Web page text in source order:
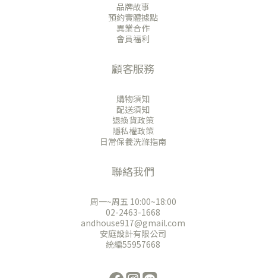
品牌故事
預約實體據點
異業合作
會員福利
顧客服務
購物須知
配送須知
退換貨政策
隱私權政策
日常保養洗滌指南
聯絡我們
周一~周五 10:00~18:00
02-2463-1668
andhouse917@gmail.com
安庭設計有限公司
統編55957668